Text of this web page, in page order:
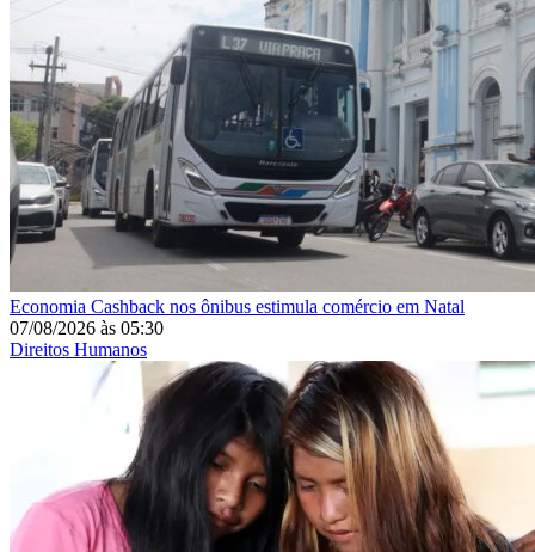
Economia Cashback nos ônibus estimula comércio em Natal
07/08/2026 às 05:30
Direitos Humanos